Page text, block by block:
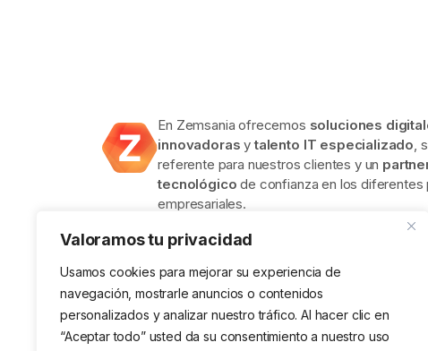
Valoramos tu privacidad
Usamos cookies para mejorar su experiencia de
navegación, mostrarle anuncios o contenidos
personalizados y analizar nuestro tráfico. Al hacer clic en
“Aceptar todo” usted da su consentimiento a nuestro uso
En Zemsania ofrecemos soluciones
innovadoras ytalento IT especializado ,
referente para nuestros clientes y un
tecnológico de confianza en los diferentes
empresariales.
ISO 9001 en Sistemas de Gestión
ISO 14001